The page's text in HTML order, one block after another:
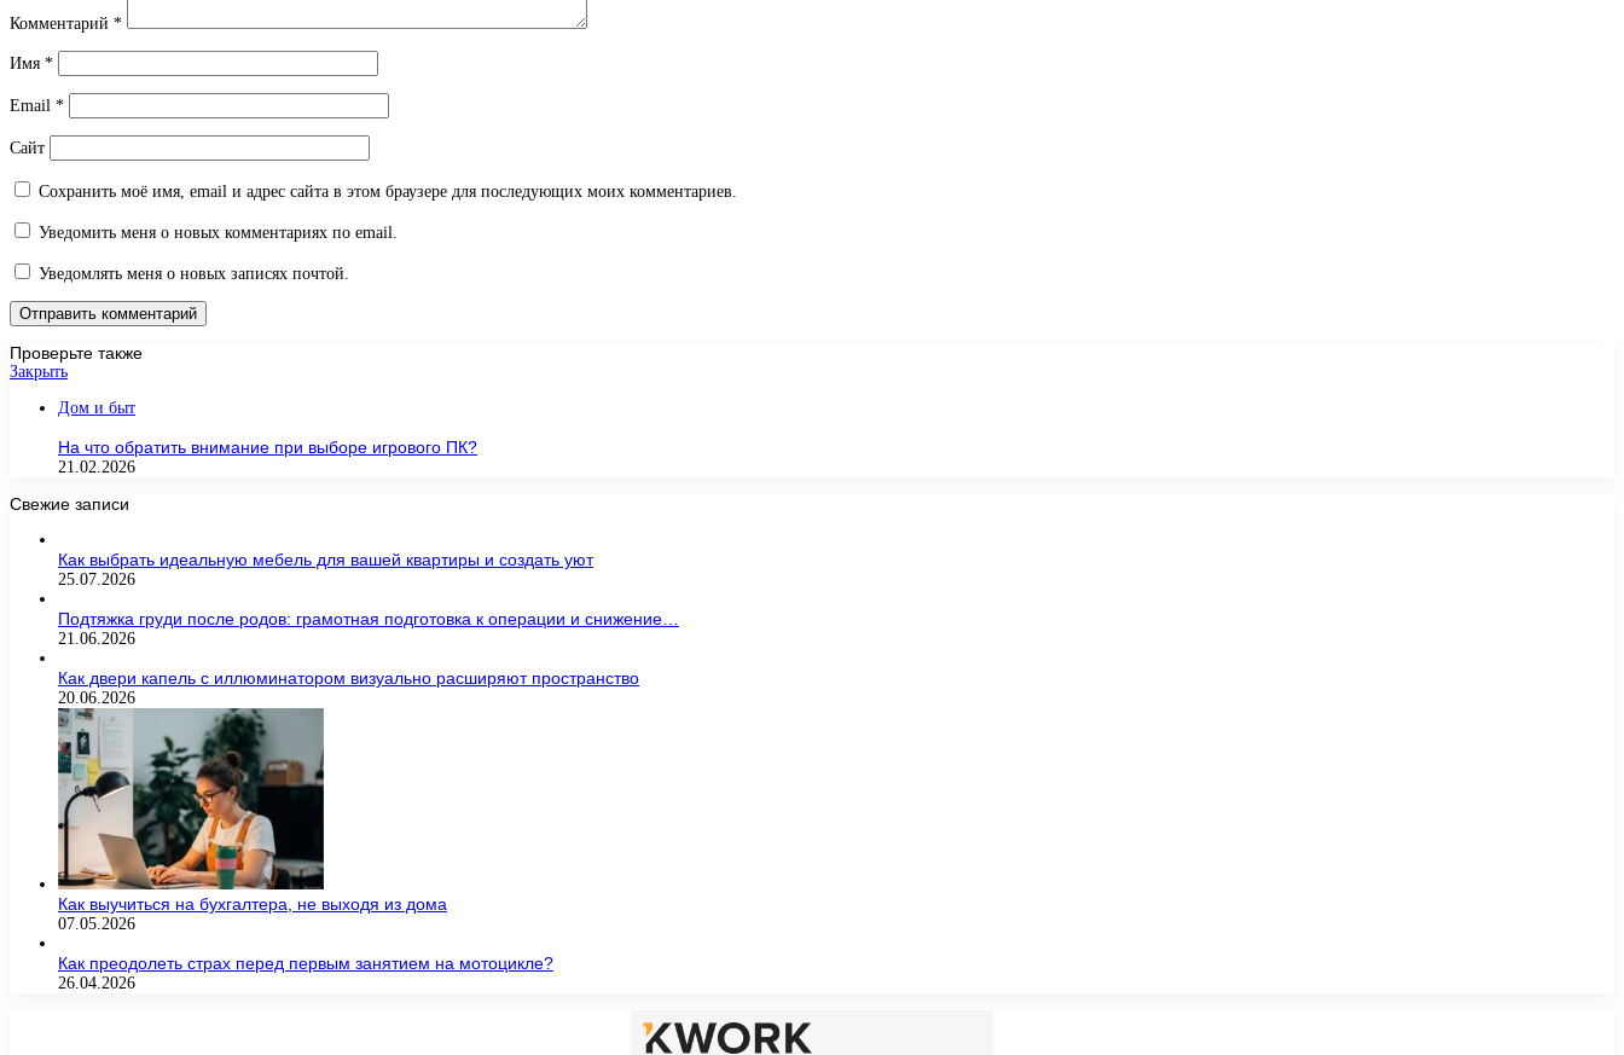
Комментарий *
Имя *
Email *
Сайт
Сохранить моё имя, email и адрес сайта в этом браузере для последующих моих комментариев.
Уведомить меня о новых комментариях по email.
Уведомлять меня о новых записях почтой.
Проверьте также
Закрыть
Дом и быт
На что обратить внимание при выборе игрового ПК?
21.02.2026
Свежие записи
Как выбрать идеальную мебель для вашей квартиры и создать уют
25.07.2026
Подтяжка груди после родов: грамотная подготовка к операции и снижение…
21.06.2026
Как двери капель с иллюминатором визуально расширяют пространство
20.06.2026
Как выучиться на бухгалтера, не выходя из дома
07.05.2026
Как преодолеть страх перед первым занятием на мотоцикле?
26.04.2026